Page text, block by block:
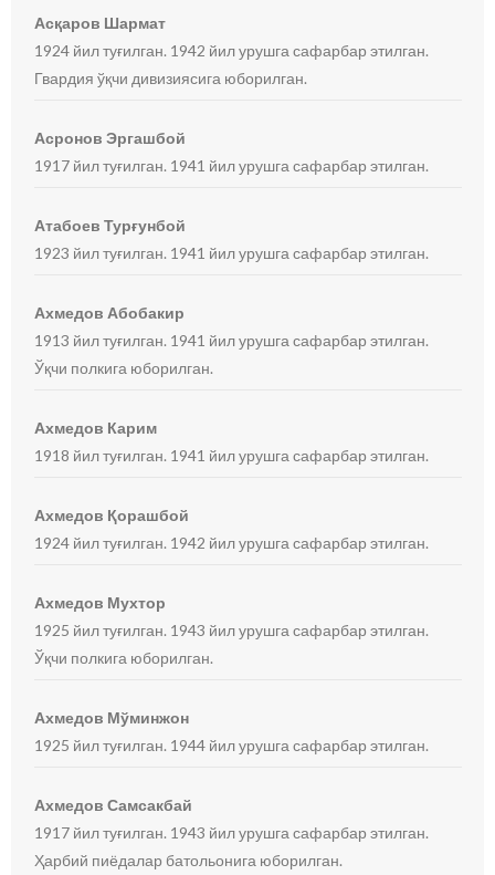
Асқаров Шармат
1924 йил туғилган. 1942 йил урушга сафарбар этилган.
Гвардия ўқчи дивизиясига юборилган.
Асронов Эргашбой
1917 йил туғилган. 1941 йил урушга сафарбар этилган.
Атабоев Турғунбой
1923 йил туғилган. 1941 йил урушга сафарбар этилган.
Ахмедов Абобакир
1913 йил туғилган. 1941 йил урушга сафарбар этилган.
Ўқчи полкига юборилган.
Ахмедов Карим
1918 йил туғилган. 1941 йил урушга сафарбар этилган.
Ахмедов Қорашбой
1924 йил туғилган. 1942 йил урушга сафарбар этилган.
Ахмедов Мухтор
1925 йил туғилган. 1943 йил урушга сафарбар этилган.
Ўқчи полкига юборилган.
Ахмедов Мўминжон
1925 йил туғилган. 1944 йил урушга сафарбар этилган.
Ахмедов Самсакбай
1917 йил туғилган. 1943 йил урушга сафарбар этилган.
Ҳарбий пиёдалар батольонига юборилган.